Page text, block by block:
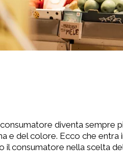
diventa sempre
e del colore. Ecco che entra
il consumatore nella scelta